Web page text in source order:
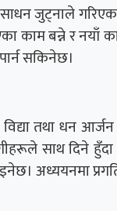
जुट्नाले
काम बन्ने र नयाँ
सकिनेछ।
तथा धन
साथ दिने
अध्ययनमा